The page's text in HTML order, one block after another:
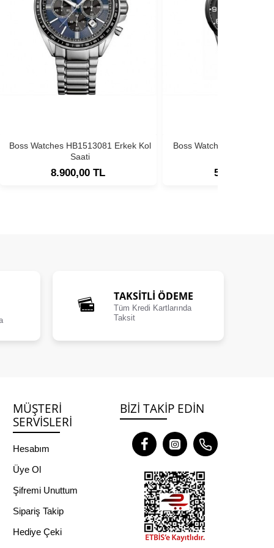
Boss Watches HB1513081 Erkek Kol
Saati
8.900,00 TL
Boss Watches
5.900,00 TL
TAKSİTLİ ÖDEME
Tüm Kredi Kartlarında
Taksit
MÜŞTERI
SERVISLERI
Hesabım
Üye Ol
Şifremi Unuttum
Sipariş Takip
Hediye Çeki
BIZI TAKIP EDIN